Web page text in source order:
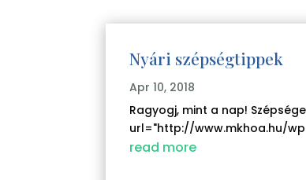
Nyári szépségtippek
Apr 10, 2018
Ragyogj, mint a nap!
url="http://www.mkhoa.hu/
read more